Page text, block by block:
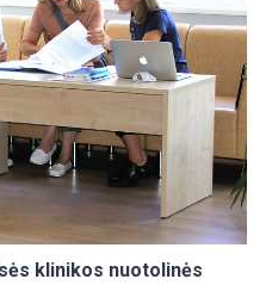
klinikos nuotolinės